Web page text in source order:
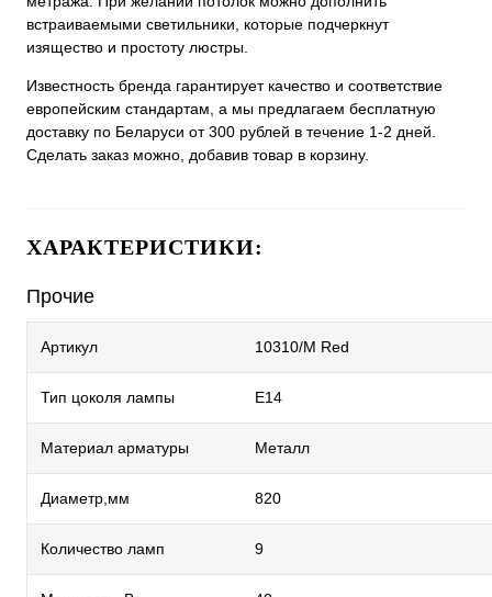
встраиваемыми светильники, которые подчеркнут
изящество и простоту люстры.
Известность бренда гарантирует качество и соответствие
европейским стандартам, а мы предлагаем бесплатную
доставку по Беларуси от 300 рублей в течение 1-2 дней.
Сделать заказ можно, добавив товар в корзину.
ХАРАКТЕРИСТИКИ:
Прочие
Артикул 10310/M Red
Тип цоколя лампы E14
Материал арматуры Металл
Диаметр,мм 820
Количество ламп 9